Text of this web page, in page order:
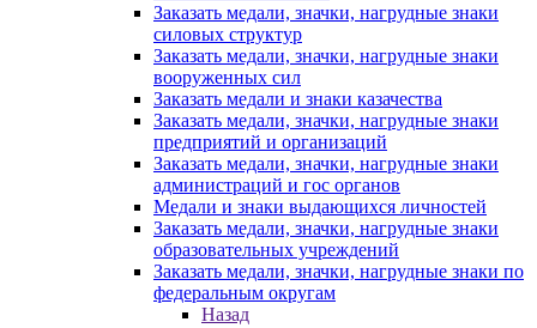
Заказать медали, значки, нагрудные знаки
силовых структур
Заказать медали, значки, нагрудные знаки
вооруженных сил
Заказать медали и знаки казачества
Заказать медали, значки, нагрудные знаки
предприятий и организаций
Заказать медали, значки, нагрудные знаки
администраций и гос органов
Медали и знаки выдающихся личностей
Заказать медали, значки, нагрудные знаки
образовательных учреждений
Заказать медали, значки, нагрудные знаки по
федеральным округам
Назад